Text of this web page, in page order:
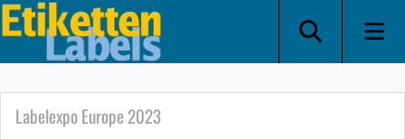
Labelexpo Europe 2023